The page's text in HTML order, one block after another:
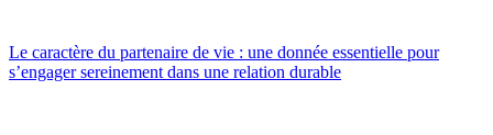
Le caractère du partenaire de vie : une donnée essentielle pour
s’engager sereinement dans une relation durable